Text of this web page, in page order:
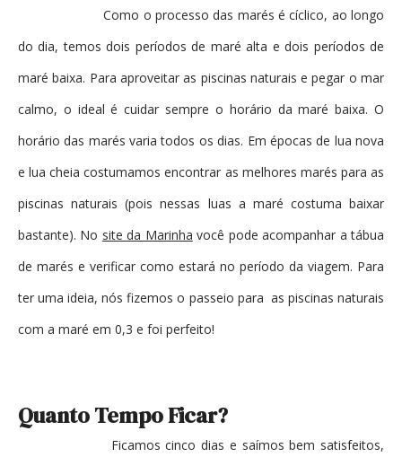
Como o processo das marés é cíclico, ao longo
do dia, temos dois períodos de maré alta e dois períodos de
maré baixa. Para aproveitar as piscinas naturais e pegar o mar
calmo, o ideal é cuidar sempre o horário da maré baixa. O
horário das marés varia todos os dias. Em épocas de lua nova
e lua cheia costumamos encontrar as melhores marés para as
piscinas naturais (pois nessas luas a maré costuma baixar
bastante). No site da Marinha você pode acompanhar a tábua
de marés e verificar como estará no período da viagem. Para
ter uma ideia, nós fizemos o passeio para as piscinas naturais
com a maré em 0,3 e foi perfeito!
Quanto Tempo Ficar?
Ficamos cinco dias e saímos bem satisfeitos,